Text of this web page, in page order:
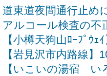
道東道夜間通行止め
アルコール検査の不
【小樽天狗山ﾛｰﾌﾟｳ
【岩見沢市内路線
【いこいの湯宿 い